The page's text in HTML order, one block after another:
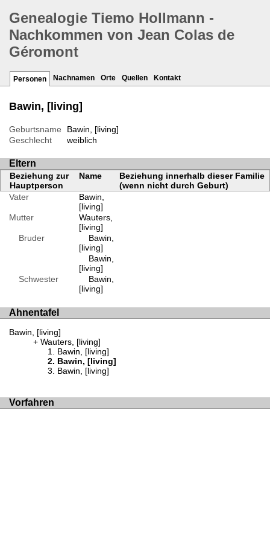
Genealogie Tiemo Hollmann -
Nachkommen von Jean Colas de
Géromont
Personen Nachnamen Orte Quellen Kontakt
Bawin, [living]
Geburtsname
Bawin, [living]
Geschlecht
weiblich
Eltern
Beziehung zur
Hauptperson
Name
Beziehung innerhalb dieser Familie
(wenn nicht durch Geburt)
Vater
Bawin,
[living]
Mutter
Wauters,
[living]
Bruder
Bawin,
[living]
Bawin,
[living]
Schwester
Bawin,
[living]
Ahnentafel
Bawin, [living]
Wauters, [living]
Bawin, [living]
Bawin, [living]
Bawin, [living]
Vorfahren